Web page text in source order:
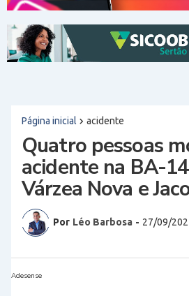
Página inicial acidente
Quatro pessoas
acidente na BA-
Várzea Nova e
Por Léo Barbosa - 27/09/
Adesense